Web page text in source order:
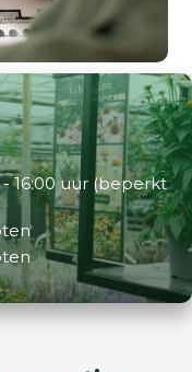
- 16:00 uur (beperkt